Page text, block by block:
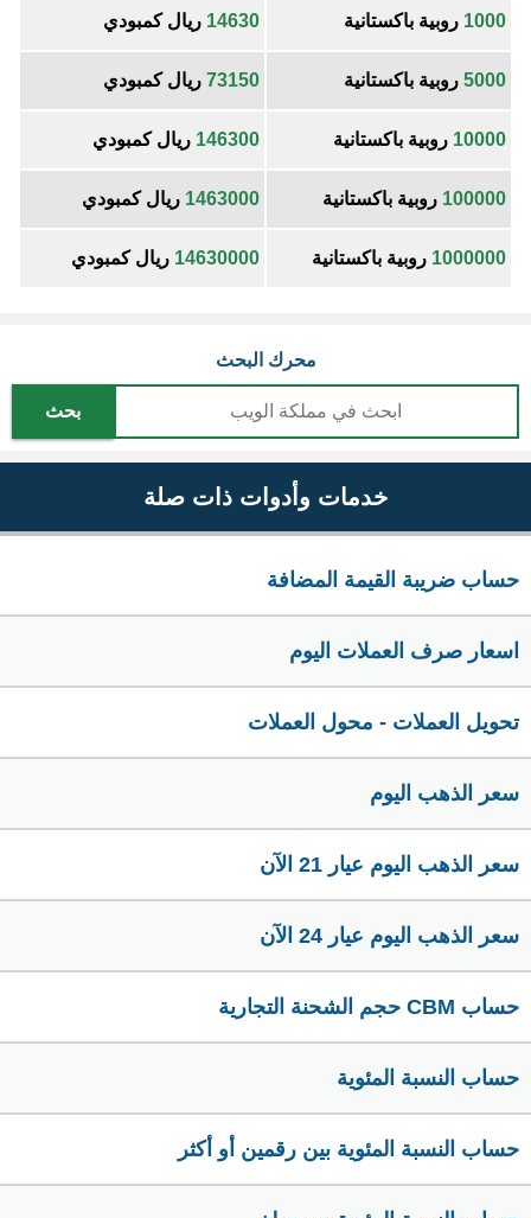
1000 روبية باكستانية 14630 ريال كمبودي
5000 روبية باكستانية 73150 ريال كمبودي
10000 روبية باكستانية 146300 ريال كمبودي
100000 روبية باكستانية 1463000 ريال كمبودي
1000000 روبية باكستانية 14630000 ريال كمبودي
محرك البحث
بحث
خدمات وأدوات ذات صلة
حساب ضريبة القيمة المضافة
اسعار صرف العملات اليوم
تحويل العملات - محول العملات
سعر الذهب اليوم
سعر الذهب اليوم عيار 21 الآن
سعر الذهب اليوم عيار 24 الآن
حساب CBM حجم الشحنة التجارية
حساب النسبة المئوية
حساب النسبة المئوية بين رقمين أو أكثر